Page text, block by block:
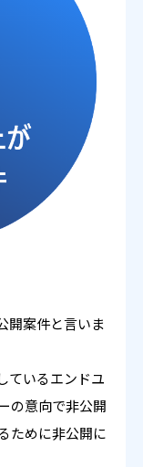
開案件と言いま
ているエンドユ
の意向で非公開
ために非公開に